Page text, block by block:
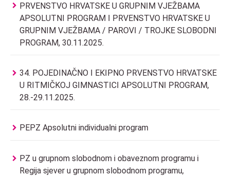
PRVENSTVO HRVATSKE U GRUPNIM VJEŽBAMA
APSOLUTNI PROGRAM I PRVENSTVO HRVATSKE U
GRUPNIM VJEŽBAMA / PAROVI / TROJKE SLOBODNI
PROGRAM, 30.11.2025.
34. POJEDINAČNO I EKIPNO PRVENSTVO HRVATSKE
U RITMIČKOJ GIMNASTICI APSOLUTNI PROGRAM,
28.-29.11.2025.
PEPZ Apsolutni individualni program
PZ u grupnom slobodnom i obaveznom programu i
Regija sjever u grupnom slobodnom programu,